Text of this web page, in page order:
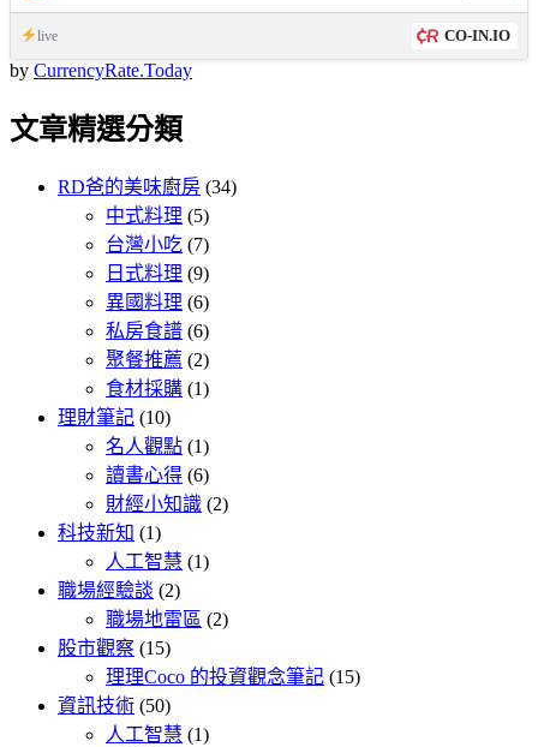
live CO-IN.IO
by CurrencyRate.Today
文章精選分類
RD爸的美味廚房 (34)
中式料理 (5)
台灣小吃 (7)
日式料理 (9)
異國料理 (6)
私房食譜 (6)
聚餐推薦 (2)
食材採購 (1)
理財筆記 (10)
名人觀點 (1)
讀書心得 (6)
財經小知識 (2)
科技新知 (1)
人工智慧 (1)
職場經驗談 (2)
職場地雷區 (2)
股市觀察 (15)
理理Coco 的投資觀念筆記 (15)
資訊技術 (50)
人工智慧 (1)